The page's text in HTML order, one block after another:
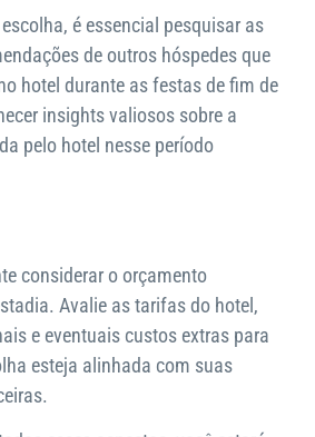
é essencial pesquisar as
de outros hóspedes que
hotel durante as festas de fim de
insights valiosos sobre a
pelo hotel nesse período
considerar o orçamento
Avalie as tarifas do hotel,
e eventuais custos extras para
esteja alinhada com suas